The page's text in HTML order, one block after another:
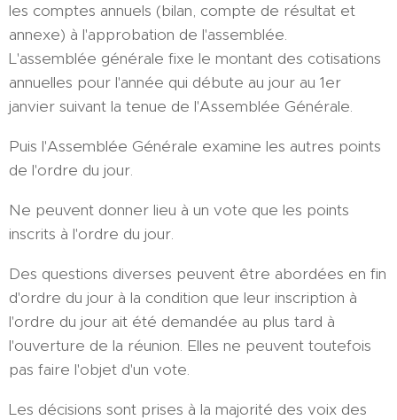
les comptes annuels (bilan, compte de résultat et
annexe) à l'approbation de l'assemblée.
L'assemblée générale fixe le montant des cotisations
annuelles pour l'année qui débute au jour au 1er
janvier suivant la tenue de l'Assemblée Générale.
Puis l'Assemblée Générale examine les autres points
de l'ordre du jour.
Ne peuvent donner lieu à un vote que les points
inscrits à l'ordre du jour.
Des questions diverses peuvent être abordées en fin
d'ordre du jour à la condition que leur inscription à
l'ordre du jour ait été demandée au plus tard à
l'ouverture de la réunion. Elles ne peuvent toutefois
pas faire l'objet d'un vote.
Les décisions sont prises à la majorité des voix des